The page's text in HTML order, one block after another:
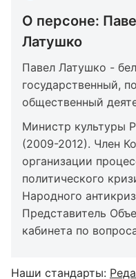
О персоне:
Латушко
Павел Латушко -
государственный,
общественный
Министр культуры
(2009-2012). Член
организации
политического
Народного
Представитель
кабинета по
Наши стандарты: